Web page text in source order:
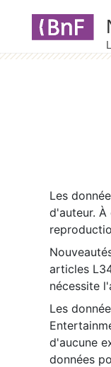
Les
d'auteur.
articles
nécessite
Les
d'aucune
données